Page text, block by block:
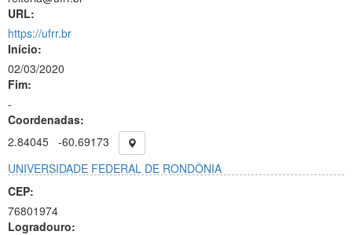
URL:
https://ufrr.br
Início:
02/03/2020
Fim:
-
Coordenadas:
2.84045 -60.69173
UNIVERSIDADE FEDERAL DE RONDÔNIA
CEP:
76801974
Logradouro: